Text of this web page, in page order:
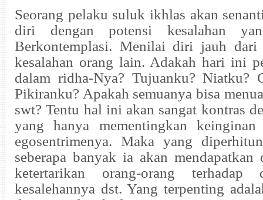
Seorang pelaku suluk ikhlas akan
diri dengan potensi kesalahan
Berkontemplasi. Menilai diri jauh dari
kesalahan orang lain. Adakah hari ini
dalam ridha-Nya? Tujuanku? Niatku?
Pikiranku? Apakah semuanya bisa
swt? Tentu hal ini akan sangat kontras
yang hanya mementingkan
egosentrimenya. Maka yang
seberapa banyak ia akan mendapatkan
ketertarikan orang-orang terhadap
kesalehannya dst. Yang terpenting